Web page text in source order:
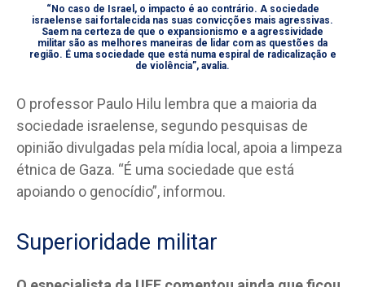
“No caso de Israel, o impacto é ao contrário. A sociedade
israelense sai fortalecida nas suas convicções mais agressivas.
Saem na certeza de que o expansionismo e a agressividade
militar são as melhores maneiras de lidar com as questões da
região. É uma sociedade que está numa espiral de radicalização e
de violência”, avalia.
O professor Paulo Hilu lembra que a maioria da
sociedade israelense, segundo pesquisas de
opinião divulgadas pela mídia local, apoia a limpeza
étnica de Gaza. “É uma sociedade que está
apoiando o genocídio”, informou.
Superioridade militar